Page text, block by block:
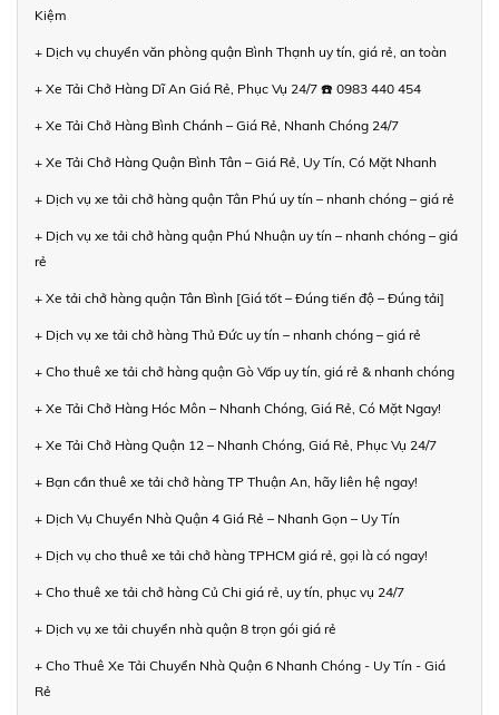
Kiệm
+ Dịch vụ chuyển văn phòng quận Bình Thạnh uy tín, giá rẻ, an toàn
+ Xe Tải Chở Hàng Dĩ An Giá Rẻ, Phục Vụ 24/7 ☎️ 0983 440 454
+ Xe Tải Chở Hàng Bình Chánh – Giá Rẻ, Nhanh Chóng 24/7
+ Xe Tải Chở Hàng Quận Bình Tân – Giá Rẻ, Uy Tín, Có Mặt Nhanh
+ Dịch vụ xe tải chở hàng quận Tân Phú uy tín – nhanh chóng – giá rẻ
+ Dịch vụ xe tải chở hàng quận Phú Nhuận uy tín – nhanh chóng – giá
rẻ
+ Xe tải chở hàng quận Tân Bình [Giá tốt – Đúng tiến độ – Đúng tải]
+ Dịch vụ xe tải chở hàng Thủ Đức uy tín – nhanh chóng – giá rẻ
+ Cho thuê xe tải chở hàng quận Gò Vấp uy tín, giá rẻ & nhanh chóng
+ Xe Tải Chở Hàng Hóc Môn – Nhanh Chóng, Giá Rẻ, Có Mặt Ngay!
+ Xe Tải Chở Hàng Quận 12 – Nhanh Chóng, Giá Rẻ, Phục Vụ 24/7
+ Bạn cần thuê xe tải chở hàng TP Thuận An, hãy liên hệ ngay!
+ Dịch Vụ Chuyển Nhà Quận 4 Giá Rẻ – Nhanh Gọn – Uy Tín
+ Dịch vụ cho thuê xe tải chở hàng TPHCM giá rẻ, gọi là có ngay!
+ Cho thuê xe tải chở hàng Củ Chi giá rẻ, uy tín, phục vụ 24/7
+ Dịch vụ xe tải chuyển nhà quận 8 trọn gói giá rẻ
+ Cho Thuê Xe Tải Chuyển Nhà Quận 6 Nhanh Chóng - Uy Tín - Giá
Rẻ